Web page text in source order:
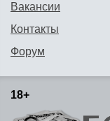
Вакансии
Контакты
Форум
18+